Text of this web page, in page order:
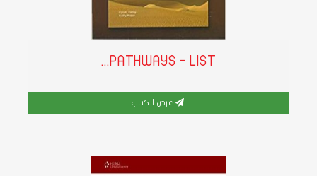
PATHWAYS - LIST...
عرض الكتاب